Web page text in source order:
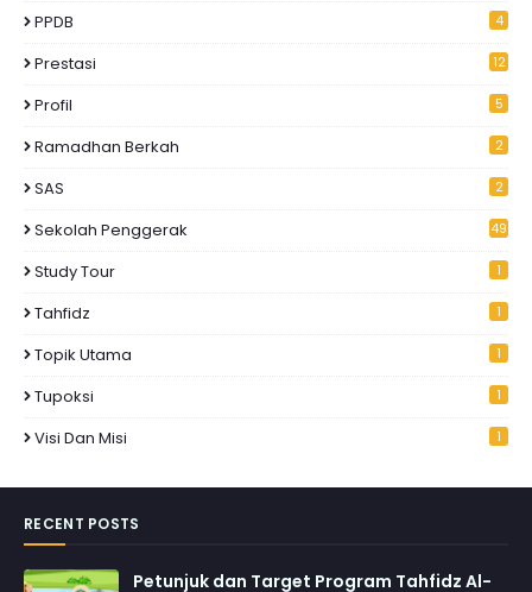
PPDB 4
Prestasi 12
Profil 5
Ramadhan Berkah 2
SAS 2
Sekolah Penggerak 49
Study Tour 1
Tahfidz 1
Topik Utama 1
Tupoksi 1
Visi Dan Misi 1
RECENT POSTS
Petunjuk dan Target Program Tahfidz Al-